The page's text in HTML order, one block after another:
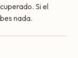
Si el
nada.